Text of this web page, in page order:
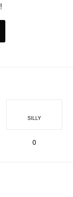
SILLY
0